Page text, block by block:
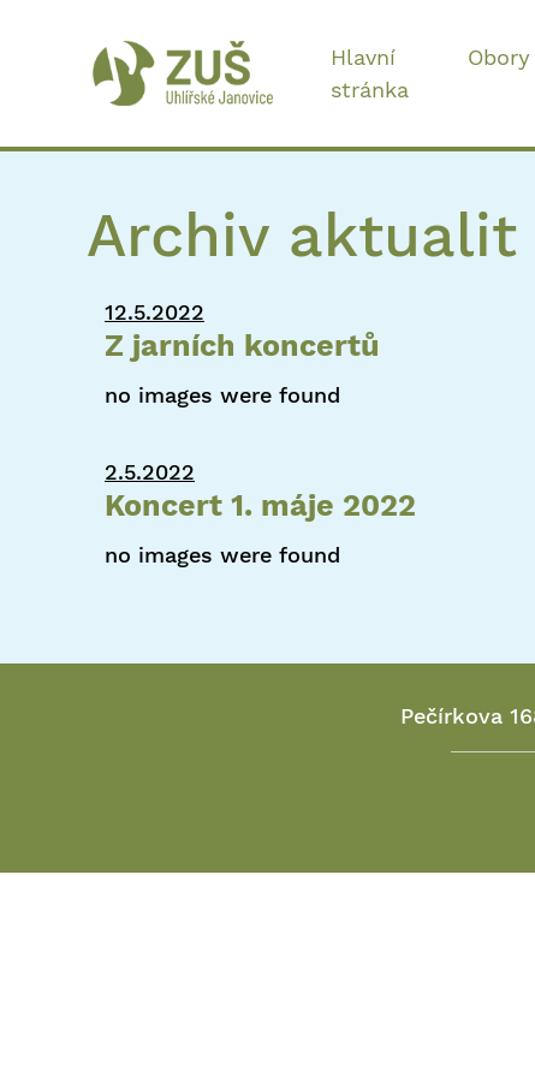
Hlavní
stránka
Obory
Archiv aktualit
12.5.2022
Z jarních koncertů
no images were found
2.5.2022
Koncert 1. máje 2022
no images were found
Pečírkova